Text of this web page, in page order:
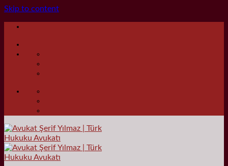
Skip to content